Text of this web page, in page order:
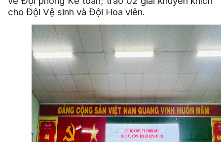
cho Đội Vệ sinh và Đội Hoa viên.